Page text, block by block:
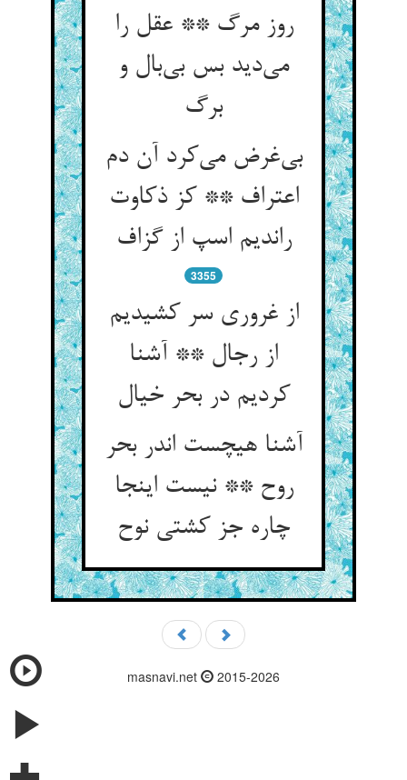
روز مرگ ** عقل را
می‌دید بس بی‌بال و
برگ
بی‌غرض می‌کرد آن دم
اعتراف ** کز ذکاوت
راندیم اسپ از گزاف
3355
از غروری سر کشیدیم
از رجال ** آشنا
کردیم در بحر خیال
آشنا هیچست اندر بحر
روح ** نیست اینجا
چاره جز کشتی نوح
masnavi.net 2015-2026